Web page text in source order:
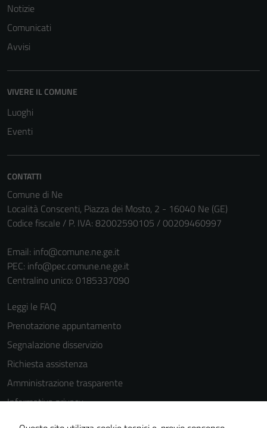
Notizie
Comunicati
Avvisi
VIVERE IL COMUNE
Luoghi
Eventi
CONTATTI
Comune di Ne
Località Conscenti, Piazza dei Mosto, 2 - 16040 Ne (GE)
Codice fiscale / P. IVA: 82002590105 / 00209460997
Email: info@comune.ne.ge.it
PEC: info@pec.comune.ne.ge.it
Centralino unico: 0185337090
Leggi le FAQ
Prenotazione appuntamento
Segnalazione disservizio
Richiesta assistenza
Amministrazione trasparente
Informativa privacy
Cookie Policy
del sito e non
informazioni